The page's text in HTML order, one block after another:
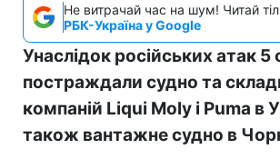
Не витрачай час на шум! Читай
РБК-Україна у Google
Унаслідок російських атак 5
постраждали судно та
компаній Liqui Moly і Puma в
також вантажне судно в